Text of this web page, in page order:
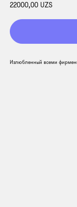
22000,00 UZS
Излюбленный всеми